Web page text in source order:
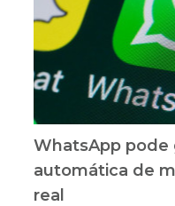
WhatsApp pode
automática de
real